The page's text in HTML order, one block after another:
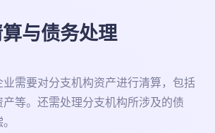
与债务处理
需要对分支机构资产进行清算，包括
产等。还需处理分支机构所涉及的债